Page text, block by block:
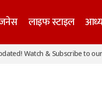
लाइफ स्टाइल
Watch & Subscribe to our